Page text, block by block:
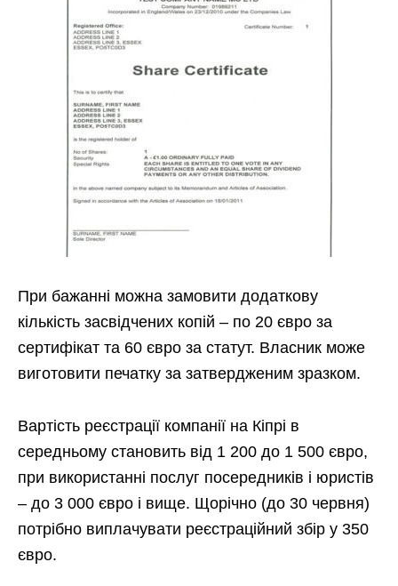
При бажанні можна замовити додаткову
кількість засвідчених копій – по 20 євро за
сертифікат та 60 євро за статут. Власник може
виготовити печатку за затвердженим зразком.
Вартість реєстрації компанії на Кіпрі в
середньому становить від 1 200 до 1 500 євро,
при використанні послуг посередників і юристів
– до 3 000 євро і вище. Щорічно (до 30 червня)
потрібно виплачувати реєстраційний збір у 350
євро.